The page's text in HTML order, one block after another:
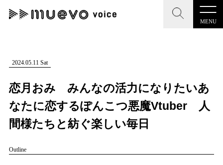
MENU
CLOSE
記事を検索する
CLOSE
"読者の声を形にする”音楽特化メディア
MENU
記事一覧
2024.05.11 Sat
恋月おみ みんなの活力になりたいあ
なたに恋するぽんこつ悪魔Vtuber 人
間様たちと紡ぐ楽しい毎日
Outline